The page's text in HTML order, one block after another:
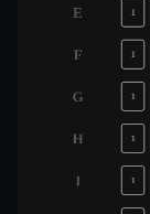
E
F
G
H
I
1
1
1
1
1